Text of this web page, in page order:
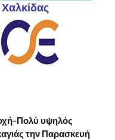
Πολύ υψηλός
την Παρασκευή